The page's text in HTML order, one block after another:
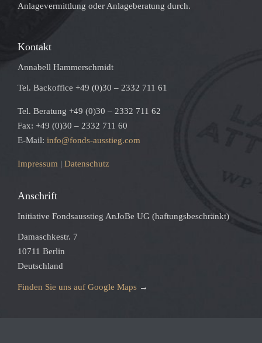
Anlagevermittlung oder Anlageberatung durch.
Kontakt
Annabell Hammerschmidt
Tel. Backoffice +49 (0)30 – 2332 711 61
Tel. Beratung +49 (0)30 – 2332 711 62
Fax: +49 (0)30 – 2332 711 60
E-Mail: info@fonds-ausstieg.com
Impressum | Datenschutz
Anschrift
Initiative Fondsausstieg AnJoBe UG (haftungsbeschränkt)
Damaschkestr. 7
10711 Berlin
Deutschland
Finden Sie uns auf Google Maps →